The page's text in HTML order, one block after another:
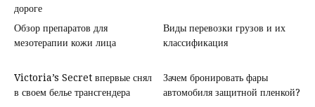
дороге
Обзор препаратов для
мезотерапии кожи лица
Виды перевозки грузов и их
классификация
Victoria’s Secret впервые снял
в своем белье трансгендера
Зачем бронировать фары
автомобиля защитной пленкой?